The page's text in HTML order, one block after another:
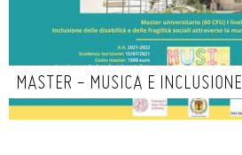
MASTER - MUSICA E INCLUSIONE